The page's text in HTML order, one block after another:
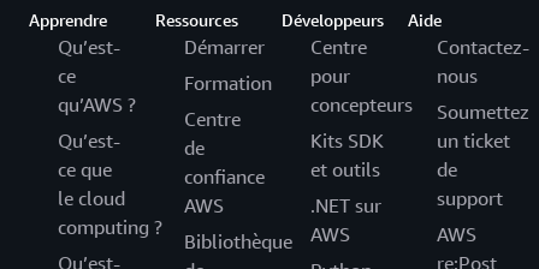
Apprendre
Qu’est-
ce
qu’AWS ?
Qu’est-
ce que
le cloud
computing ?
Qu’est-
Ressources
Démarrer
Formation
Centre
de
confiance
AWS
Bibliothèque
Développeurs
Centre
pour
concepteurs
Kits SDK
et outils
.NET sur
AWS
Aide
Contactez-
nous
Soumettez
un ticket
de
support
AWS
re:Post